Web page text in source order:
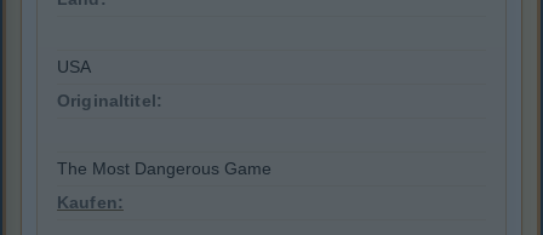
USA
Originaltitel:
The Most Dangerous Game
Kaufen: